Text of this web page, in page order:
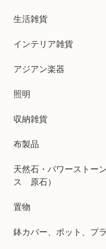
生活雑貨
インテリア雑貨
アジアン楽器
照明
収納雑貨
布製品
天然石・パワーストー
ス 原石）
置物
鉢カバー、ポット、プ